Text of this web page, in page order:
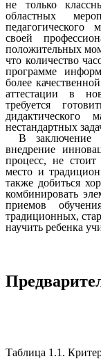
не только
областных
педагогического
своей
положительных
что количество
программе
более
аттестации в
требуется
дидактического
нестандартных
В заключение
внедрение
процесс, не
место и
также добиться
комбинировать
приемов
традиционных,
научить ребенка
Таблица 1.1.